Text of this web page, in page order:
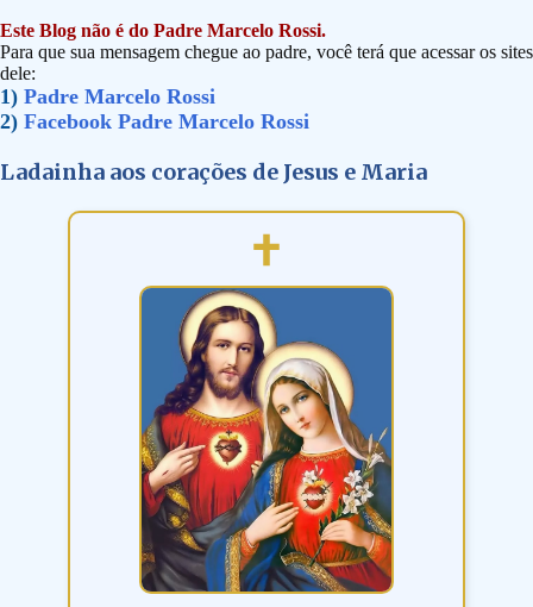
Este Blog não é do Padre Marcelo Rossi.
Para que sua mensagem chegue ao padre, você terá que acessar os sites
dele:
1) Padre Marcelo Rossi
2) Facebook Padre Marcelo Rossi
Ladainha aos corações de Jesus e Maria